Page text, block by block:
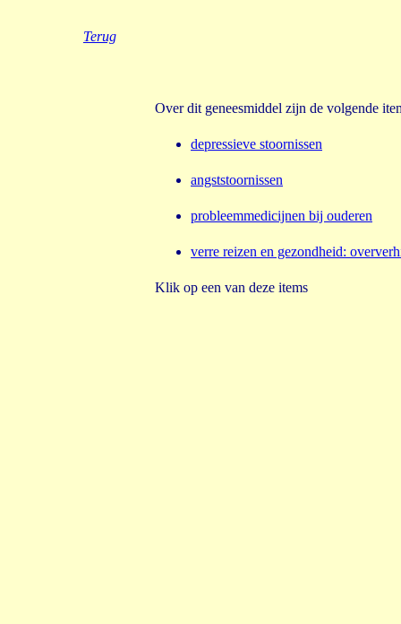
Terug
Over dit geneesmiddel zijn de volgende
depressieve stoornissen
angststoornissen
probleemmedicijnen bij ouderen
verre reizen en gezondheid:
Klik op een van deze items